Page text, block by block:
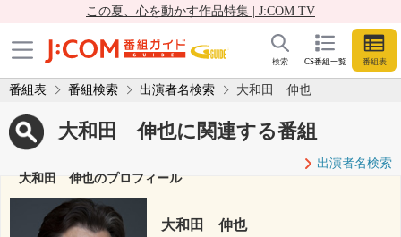
この夏、心を動かす作品特集 | J:COM TV
CS番組一覧 番組表
検索
番組表 番組検索 出演者名検索 大和田 伸也
大和田 伸也に関連する番組
出演者名検索
大和田 伸也のプロフィール
大和田 伸也